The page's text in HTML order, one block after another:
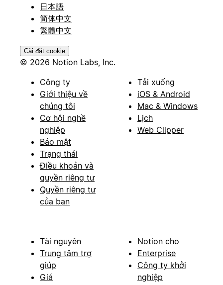
日本語
简体中文
繁體中文
Cài đặt cookie
© 2026 Notion Labs, Inc.
Công ty
Giới thiệu về
chúng tôi
Cơ hội nghề
nghiệp
Bảo mật
Trạng thái
Điều khoản và
quyền riêng tư
Quyền riêng tư
của bạn
Tải xuống
iOS & Android
Mac & Windows
Lịch
Web Clipper
Tài nguyên
Trung tâm trợ
giúp
Giá
Notion cho
Enterprise
Công ty khởi
nghiệp